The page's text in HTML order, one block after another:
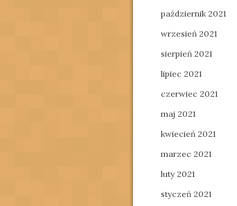
październik 2021
wrzesień 2021
sierpień 2021
lipiec 2021
czerwiec 2021
maj 2021
kwiecień 2021
marzec 2021
luty 2021
styczeń 2021